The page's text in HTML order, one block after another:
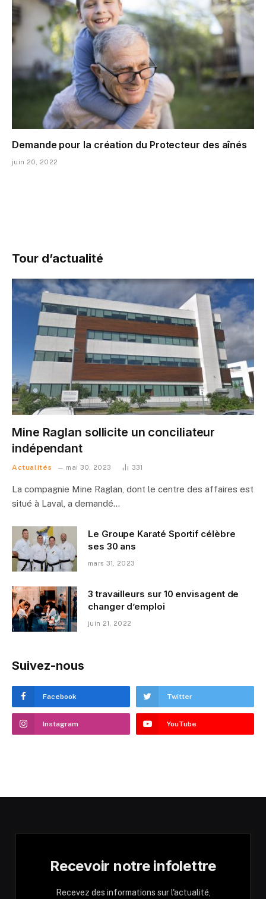
Demande pour la création du Protecteur des aînés
juin 20, 2022
Tour d’actualité
Mine Raglan sollicite un conciliateur
indépendant
Actualités mai 30, 2023 331
La compagnie Mine Raglan, dont le centre des affaires est
situé à Laval, a demandé…
Le Groupe Karaté Sportif célèbre
ses 30 ans
mars 31, 2023
3 travailleurs sur 10 envisagent de
changer d’emploi
juin 21, 2022
Suivez-nous
Facebook Twitter
Instagram YouTube
Recevoir notre infolettre
Recevez des informations sur l'actualité,